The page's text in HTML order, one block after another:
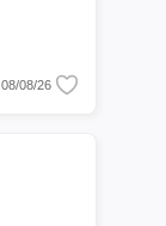
08/08/26